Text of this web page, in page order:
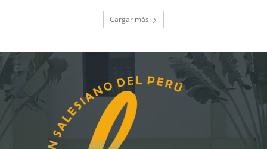
Cargar más